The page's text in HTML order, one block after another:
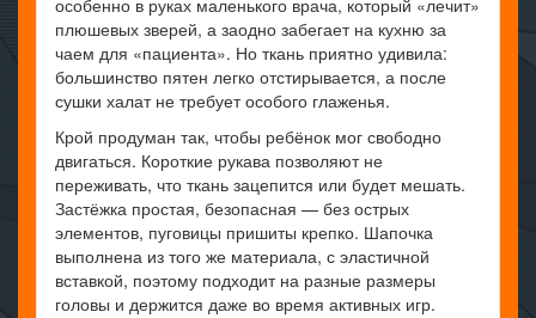
особенно в руках маленького врача, который «лечит»
плюшевых зверей, а заодно забегает на кухню за
чаем для «пациента». Но ткань приятно удивила:
большинство пятен легко отстирывается, а после
сушки халат не требует особого глаженья.
Крой продуман так, чтобы ребёнок мог свободно
двигаться. Короткие рукава позволяют не
переживать, что ткань зацепится или будет мешать.
Застёжка простая, безопасная — без острых
элементов, пуговицы пришиты крепко. Шапочка
выполнена из того же материала, с эластичной
вставкой, поэтому подходит на разные размеры
головы и держится даже во время активных игр.